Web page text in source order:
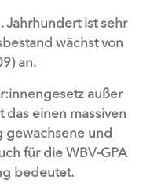
Jahrhundert ist sehr
wächst von
an.
außer
das einen massiven
gewachsene und
für die WBV-GPA
bedeutet.